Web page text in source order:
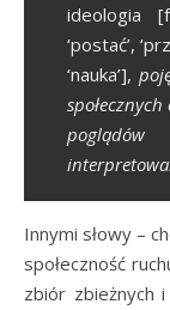
ideologia
‘postać’,
‘nauka’],
Innymi słowy –
społeczność
zbiór zbieżnych